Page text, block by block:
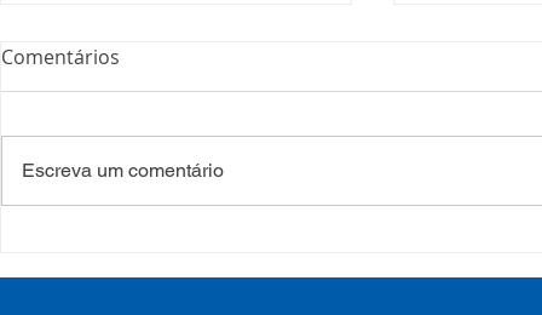
SETEC, realiza Assembleia e
COSEMS/
Comentários
Escreva um comentário